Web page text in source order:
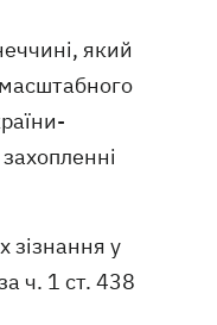
який
зізнання у
ч. 1 ст. 438